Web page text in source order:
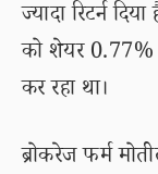
ज्यादा रिटर्न
को शेयर 0.77%
कर रहा था।
ब्रोकरेज फर्म